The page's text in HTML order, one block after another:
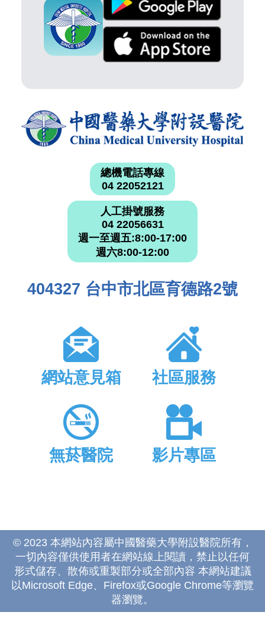
總機電話專線
04 22052121
人工掛號服務
04 22056631
週一至週五:8:00-17:00
週六8:00-12:00
404327 台中市北區育德路2號
網站意見箱 社區服務
無菸醫院 影片專區
© 2023 本網站內容屬中國醫藥大學附設醫院所有，
一切內容僅供使用者在網站線上閱讀，禁止以任何
形式儲存、散佈或重製部分或全部內容 本網站建議
以Microsoft Edge、Firefox或Google Chrome等瀏覽
器瀏覽。